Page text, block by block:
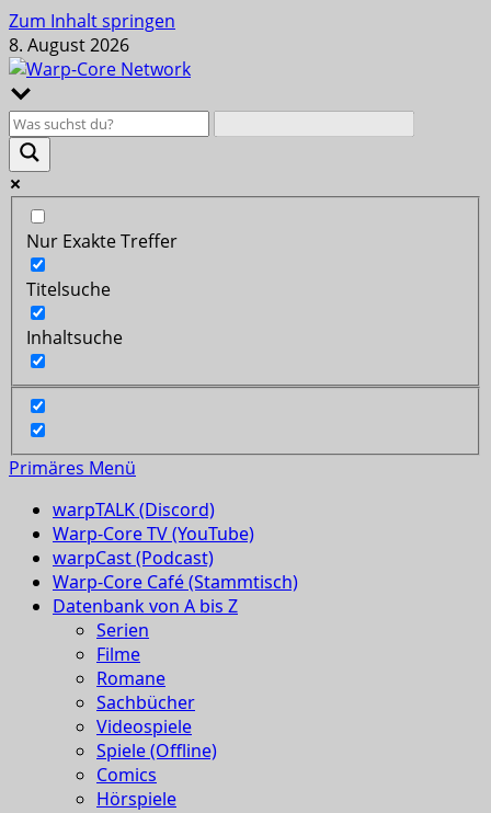
Zum Inhalt springen
8. August 2026
Nur Exakte Treffer
Titelsuche
Inhaltsuche
Primäres Menü
warpTALK (Discord)
Warp-Core TV (YouTube)
warpCast (Podcast)
Warp-Core Café (Stammtisch)
Datenbank von A bis Z
Serien
Filme
Romane
Sachbücher
Videospiele
Spiele (Offline)
Comics
Hörspiele